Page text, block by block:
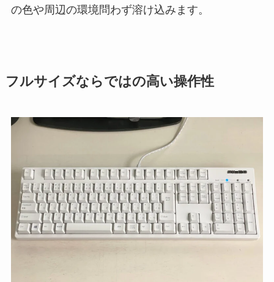
の色や周辺の環境問わず溶け込みます。
フルサイズならではの高い操作性